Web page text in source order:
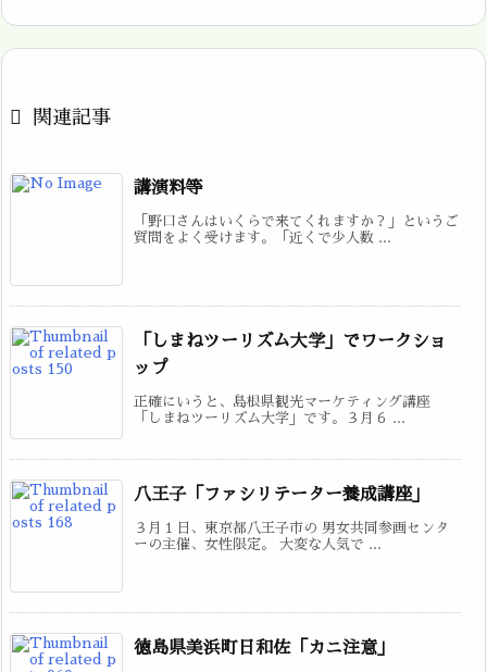
 関連記事
講演料等
「野口さんはいくらで来てくれますか？」というご
質問をよく受けます。「近くで少人数 ...
「しまねツーリズム大学」でワークショ
ップ
正確にいうと、島根県観光マーケティング講座
「しまねツーリズム大学」です。３月６ ...
八王子「ファシリテーター養成講座」
３月１日、東京都八王子市の 男女共同参画センタ
ーの主催、女性限定。 大変な人気で ...
徳島県美浜町日和佐「カニ注意」